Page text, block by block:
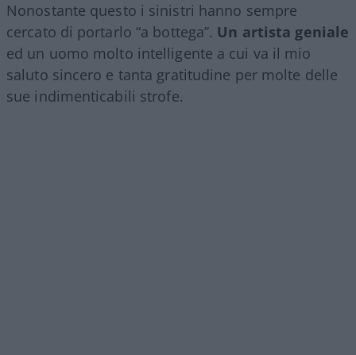
Nonostante questo i sinistri hanno sempre
cercato di portarlo “a bottega”. Un artista geniale
ed un uomo molto intelligente a cui va il mio
saluto sincero e tanta gratitudine per molte delle
sue indimenticabili strofe.